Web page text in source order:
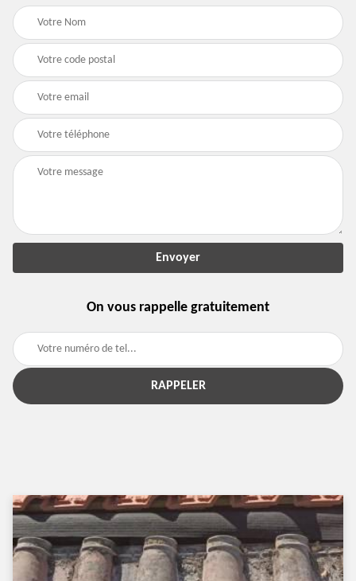
On vous rappelle gratuitement